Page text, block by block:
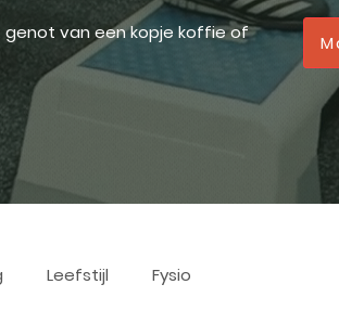
genot van een kopje koffie of
Leefstijl Fysio